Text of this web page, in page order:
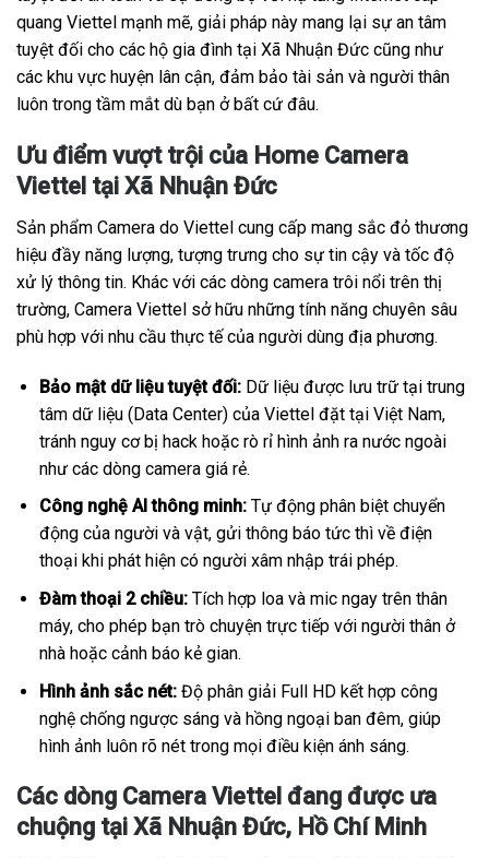
quang Viettel mạnh mẽ, giải pháp này mang lại sự an tâm
tuyệt đối cho các hộ gia đình tại Xã Nhuận Đức cũng như
các khu vực huyện lân cận, đảm bảo tài sản và người thân
luôn trong tầm mắt dù bạn ở bất cứ đâu.
Ưu điểm vượt trội của Home Camera
Viettel tại Xã Nhuận Đức
Sản phẩm Camera do Viettel cung cấp mang sắc đỏ thương
hiệu đầy năng lượng, tượng trưng cho sự tin cậy và tốc độ
xử lý thông tin. Khác với các dòng camera trôi nổi trên thị
trường, Camera Viettel sở hữu những tính năng chuyên sâu
phù hợp với nhu cầu thực tế của người dùng địa phương.
Bảo mật dữ liệu tuyệt đối:Dữ liệu được lưu trữ tại trung
tâm dữ liệu (Data Center) của Viettel đặt tại Việt Nam,
tránh nguy cơ bị hack hoặc rò rỉ hình ảnh ra nước ngoài
như các dòng camera giá rẻ.
Công nghệ AI thông minh:Tự động phân biệt chuyển
động của người và vật, gửi thông báo tức thì về điện
thoại khi phát hiện có người xâm nhập trái phép.
Đàm thoại 2 chiều:Tích hợp loa và mic ngay trên thân
máy, cho phép bạn trò chuyện trực tiếp với người thân ở
nhà hoặc cảnh báo kẻ gian.
Hình ảnh sắc nét:Độ phân giải Full HD kết hợp công
nghệ chống ngược sáng và hồng ngoại ban đêm, giúp
hình ảnh luôn rõ nét trong mọi điều kiện ánh sáng.
Các dòng Camera Viettel đang được ưa
chuộng tại Xã Nhuận Đức, Hồ Chí Minh